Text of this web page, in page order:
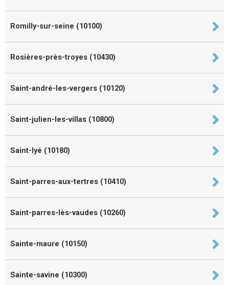
Romilly-sur-seine (10100)
Rosières-près-troyes (10430)
Saint-andré-les-vergers (10120)
Saint-julien-les-villas (10800)
Saint-lyé (10180)
Saint-parres-aux-tertres (10410)
Saint-parres-lès-vaudes (10260)
Sainte-maure (10150)
Sainte-savine (10300)